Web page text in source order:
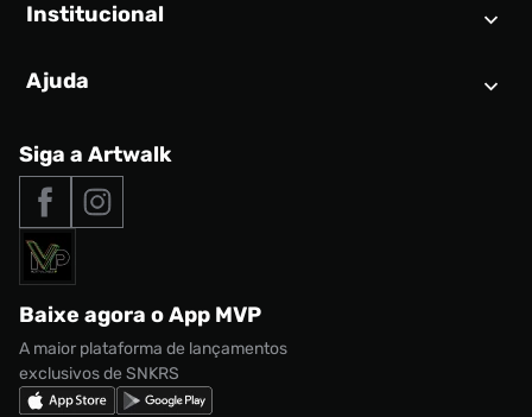
Tênis
Tênis feminino
Outlet
Roupas
Acessórios
Marcas
Air Jordan 1
Nike Air Force 1
adidas Samba
Nike Air Max
adidas Adi2000
adidas Campus
Nike Shox
Institucional
Quem somos
Seja um franqueado
Nossas lojas
Termos de uso
Política de privacidade
Regulamento CRM/ CASHBACK
Regulamento Cupom
Ajuda
Central de Relacionamento
Tipos de entrega
Formas de Pagamento
Solicite seus dados
Siga a Artwalk
Baixe agora o App MVP
A maior plataforma de lançamentos
exclusivos de SNKRS